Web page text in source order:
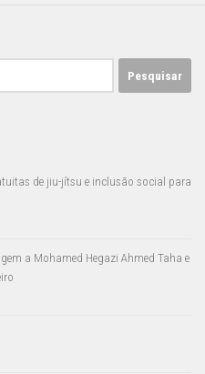
de jiu-jítsu e inclusão social para
a Mohamed Hegazi Ahmed Taha e